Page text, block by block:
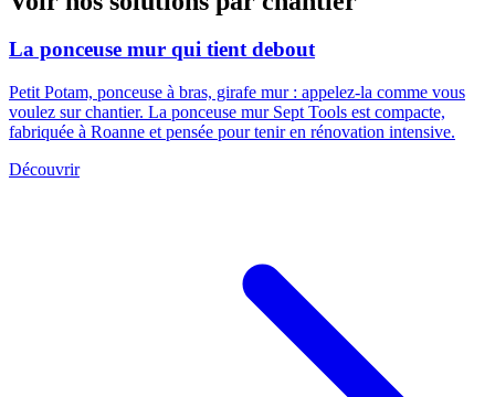
La ponceuse mur qui tient debout
Petit Potam, ponceuse à bras, girafe mur : appelez-la comme vous
voulez sur chantier. La ponceuse mur Sept Tools est compacte,
fabriquée à Roanne et pensée pour tenir en rénovation intensive.
Découvrir